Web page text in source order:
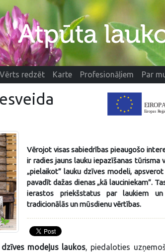
Vērts redzēt Karte Profesionāļiem Par
Vērojot visas sabiedrības pieaugošo
ir radies jauns lauku iepazīšanas tūrisma
„pielaikot” lauku dzīves modeli,
pavadīt dažas dienas „kā lauciniekam”.
ierastos priekšstatus par laukiem
tradicionālās un mūsdienu vērtības.
dzīves modeļus laukos, piedaloties